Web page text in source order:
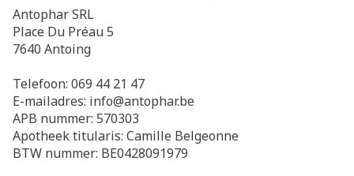
Antophar SRL
Place Du Préau 5
7640 Antoing
Telefoon: 069 44 21 47
E-mailadres: info@antophar.be
APB nummer: 570303
Apotheek titularis: Camille Belgeonne
BTW nummer: BE0428091979